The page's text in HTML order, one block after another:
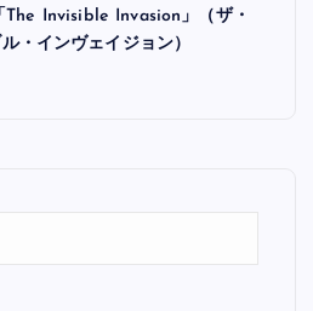
Invisible Invasion」（ザ・
・インヴェイジョン）